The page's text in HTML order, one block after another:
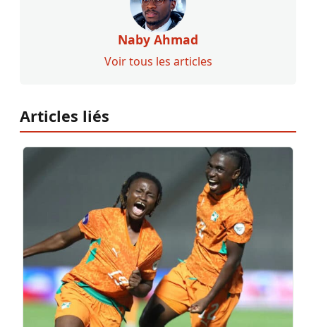
Naby Ahmad
Voir tous les articles
Articles liés